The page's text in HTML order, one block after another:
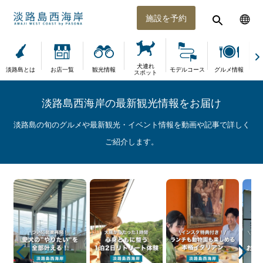
施設を予約
淡路島とは お店一覧 観光情報
犬連れ
スポット
モデルコース グルメ情報
淡路島西海岸の最新観光情報をお届け
淡路島の旬のグルメや最新観光・イベント情報を動画や記事で詳しく
ご紹介します。